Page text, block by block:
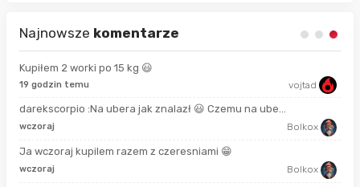
Najnowsze komentarze
Kupiłem 2 worki po 15 kg 😃
19 godzin temu vojtad
darekscorpio :Na ubera jak znalazł 😃 Czemu na ube...
wczoraj Bolkox
Ja wczoraj kupilem razem z czeresniami 😁
wczoraj Bolkox